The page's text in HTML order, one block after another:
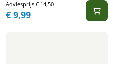
Adviesprijs €14,50
€9,99